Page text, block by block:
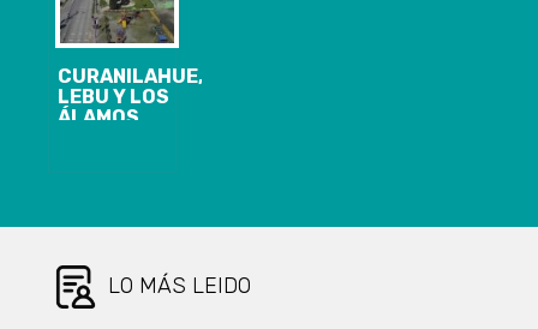
CURANILAHUE,
LEBU Y LOS
ÁLAMOS
PRESENTA 140
CASOS
NUEVOS,
LO MÁS LEIDO